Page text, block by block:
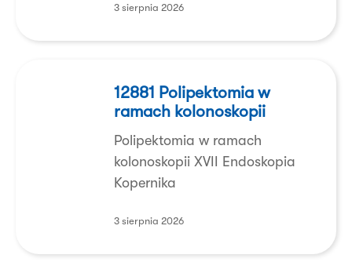
3 sierpnia 2026
Polipektomia
ramach
kolonoskopii
12881 Polipektomia w
ramach kolonoskopii
Polipektomia w ramach
kolonoskopii XVII Endoskopia
Kopernika
3 sierpnia 2026